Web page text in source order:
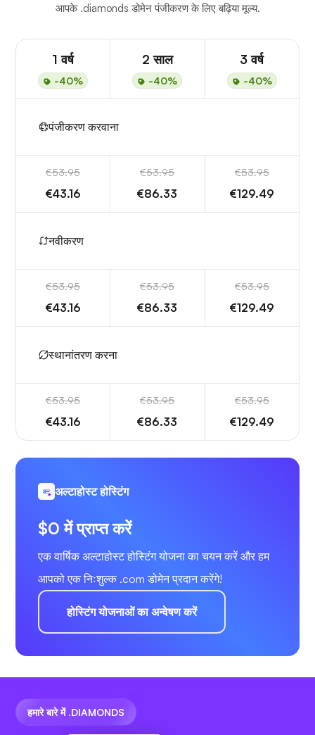
आपके .diamonds डोमेन पंजीकरण के लिए बढ़िया मूल्य.
1 वर्ष
-40%
2 साल
-40%
3 वर्ष
-40%
पंजीकरण करवाना
€53.95
€43.16
€53.95
€86.33
€53.95
€129.49
नवीकरण
€53.95
€43.16
€53.95
€86.33
€53.95
€129.49
स्थानांतरण करना
€53.95
€43.16
€53.95
€86.33
€53.95
€129.49
अल्टाहोस्ट होस्टिंग
$0 में प्राप्त करें
एक वार्षिक अल्टाहोस्ट होस्टिंग योजना का चयन करें और हम
आपको एक निःशुल्क .com डोमेन प्रदान करेंगे!
होस्टिंग योजनाओं का अन्वेषण करें
हमारे बारे में .DIAMONDS